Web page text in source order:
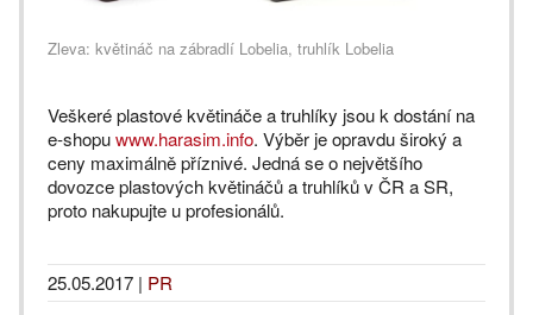
Zleva: květináč na zábradlí Lobelia, truhlík Lobelia
Veškeré plastové květináče a truhlíky jsou k dostání na
e-shopuwww.harasim.info. Výběr je opravdu široký a
ceny maximálně příznivé. Jedná se o největšího
dovozce plastových květináčů a truhlíků v ČR a SR,
proto nakupujte u profesionálů.
25.05.2017 | PR